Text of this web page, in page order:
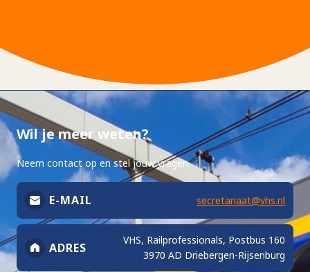
Wil je meer weten?
Neem contact op en stel jouw vragen.
E-MAIL secretariaat@vhs.nl
ADRES
VHS, Railprofessionals, Postbus 160
3970 AD Driebergen-Rijsenburg